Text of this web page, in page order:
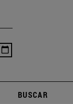
BUSCAR